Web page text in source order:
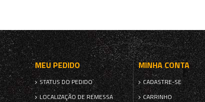
MEU PEDIDO
STATUS DO PEDIDO
LOCALIZAÇÃO DE REMESSA
MINHA CONTA
CADASTRE-SE
CARRINHO